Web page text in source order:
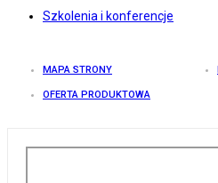
Szkolenia i konferencje
MAPA STRONY
OFERTA PRODUKTOWA